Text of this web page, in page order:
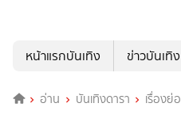
หน้าแรกบันเทิง
ข่าวบันเทิง
อ่าน บันเทิงดารา เรื่องย่อ